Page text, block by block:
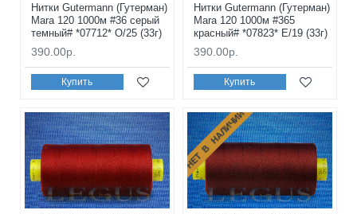
Нитки Gutermann (Гутерман)
Mara 120 1000м #36 серый
темный# *07712* O/25 (33г)
390.00р.
Купить
Нитки Gutermann (Гутерман)
Mara 120 1000м #365
красный# *07823* E/19 (33г)
390.00р.
Купить
НЕТ В НАЛИЧИИ